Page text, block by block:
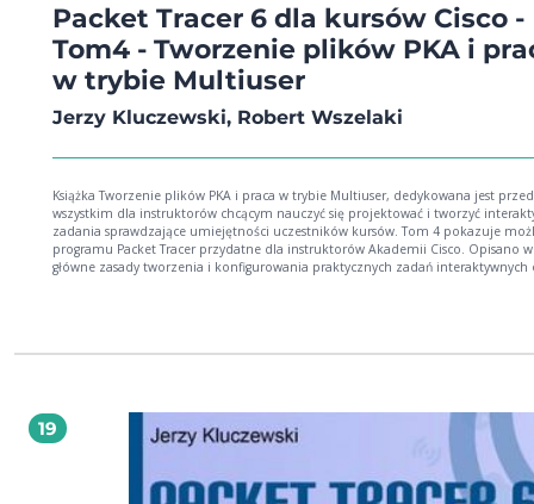
Packet Tracer 6 dla kursów Cisco -
Tom4 - Tworzenie plików PKA i
w trybie Multiuser
Jerzy Kluczewski, Robert Wszelaki
Książka Tworzenie plików PKA i praca w trybie Multiuser, dedykowana jest
wszystkim dla instruktorów chcącym nauczyć się projektować i tworzyć
zadania sprawdzające umiejętności uczestników kursów. Tom 4 pokazuje
programu Packet Tracer przydatne dla instruktorów Akademii Cisco. Opisano
główne zasady tworzenia i konfigurowania praktycznych zadań interaktywnych
19